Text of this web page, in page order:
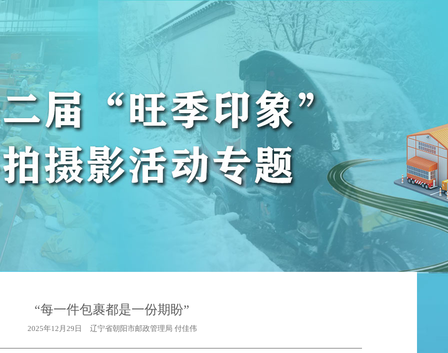
“每一件包裹都是一份期盼”
2025年12月29日 辽宁省朝阳市邮政管理局 付佳伟